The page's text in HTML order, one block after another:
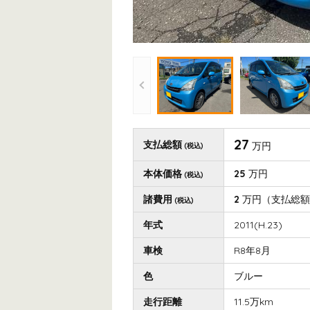
支払総額 (税込) 27 万円
本体価格 (税込) 25 万円
諸費用 (税込) 2 万円 （支払総
年式 2011(H.23)
車検 R8年8月
色 ブルー
走行距離 11.5万km